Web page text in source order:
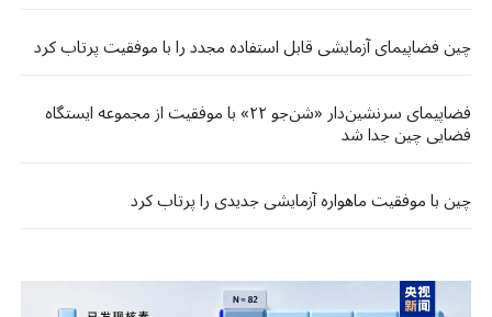
چین فضاپیمای آزمایشی قابل استفاده مجدد را با موفقیت پرتاب کرد
فضاپیمای سرنشین‌دار «شن‌جو ۲۲» با موفقیت از مجموعه ایستگاه
فضایی چین جدا شد
چین با موفقیت ماهواره آزمایشی جدیدی را پرتاب کرد